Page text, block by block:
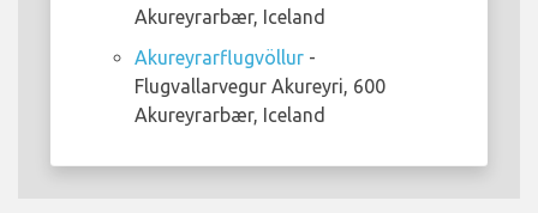
Akureyrarbær, Iceland
Akureyrarflugvöllur -
Flugvallarvegur Akureyri, 600
Akureyrarbær, Iceland